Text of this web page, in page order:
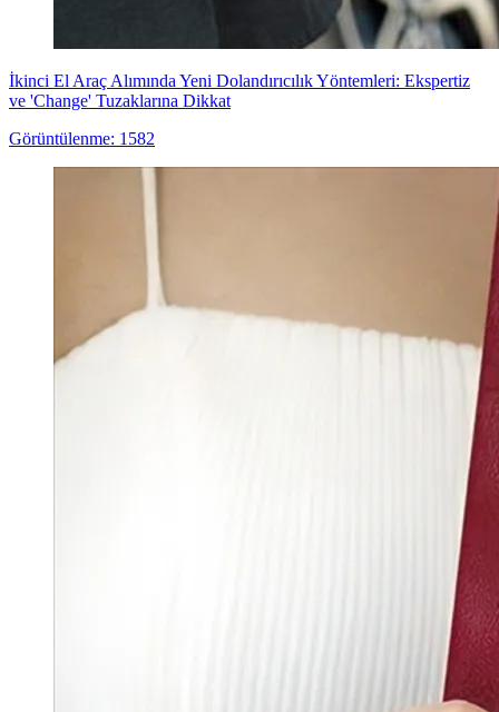
İkinci El Araç Alımında Yeni Dolandırıcılık Yöntemleri: Ekspertiz
ve 'Change' Tuzaklarına Dikkat
Görüntülenme: 1582